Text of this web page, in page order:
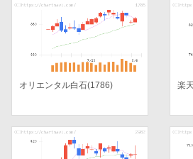
オリエンタル白石(1786) 楽